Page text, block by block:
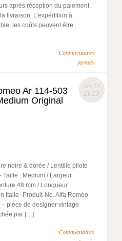
après réception du paiement.
livraison. L’expédition à
les coûts peuvent être
Commentaires
fermés
déc 28
2023
Ar 114-503
Original
noire & dorée / Lentille pilote
Taille : Medium / Largeur
48 mm / Longueur
Italie -Produit-No. Alfa Roméo
pièce de designer vintage
par […]
Commentaires